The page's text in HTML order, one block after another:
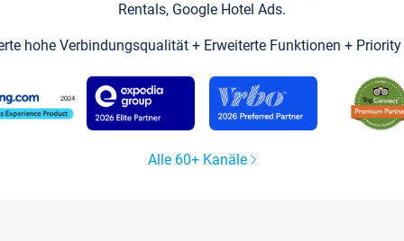
Rentals, Google Hotel Ads.
hohe Verbindungsqualität + Erweiterte Funktionen +
Alle 60+ Kanäle